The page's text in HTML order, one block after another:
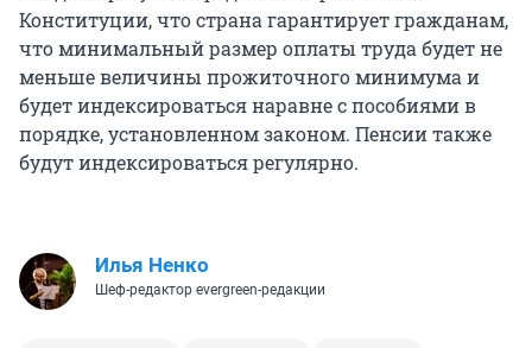
Конституции, что страна гарантирует гражданам,
что минимальный размер оплаты труда будет не
меньше величины прожиточного минимума и
будет индексироваться наравне с пособиями в
порядке, установленном законом. Пенсии также
будут индексироваться регулярно.
Илья Ненко
Шеф-редактор evergreen-редакции